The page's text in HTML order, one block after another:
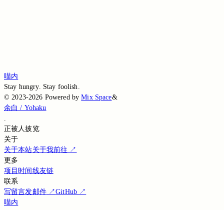
喵内
Stay hungry. Stay foolish.
© 2023-2026 Powered by Mix Space&
余白 / Yohaku
正被 人披览
关于
关于本站关于我前往 ↗
更多
项目 时间线友链
联系
写留言发邮件↗GitHub↗
喵内